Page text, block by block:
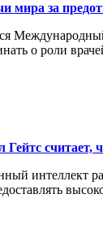
мира за
о роли
Гейтс считает,